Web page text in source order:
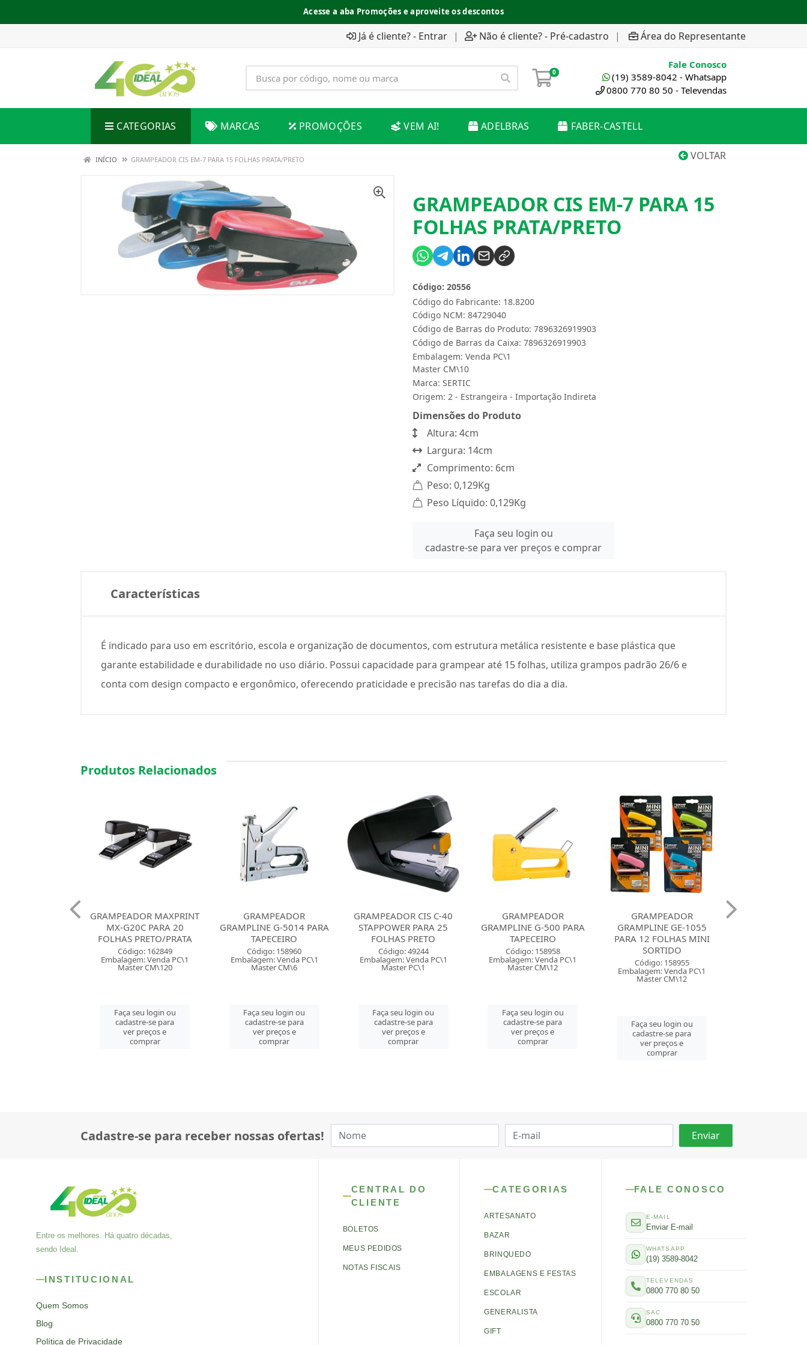
Acesse a aba Promoções e aproveite os descontos
Já é cliente? - Entrar | Não é cliente? - Pré-cadastro | Área do Representante
0
Fale Conosco
(19) 3589-8042 - Whatsapp
0800 770 80 50 - Televendas
CATEGORIAS MARCAS PROMOÇÕES VEM AI! ADELBRAS FABER-CASTELL
VOLTAR
INÍCIO GRAMPEADOR CIS EM-7 PARA 15 FOLHAS PRATA/PRETO
GRAMPEADOR CIS EM-7 PARA 15
FOLHAS PRATA/PRETO
Código do Fabricante: 18.8200
Código: 20556
Código NCM: 84729040
Código de Barras do Produto: 7896326919903
Código de Barras da Caixa: 7896326919903
Embalagem: Venda PC\1
Master CM\10
Marca: SERTIC
Origem: 2 - Estrangeira - Importação Indireta
Dimensões do Produto
Altura: 4cm
Largura: 14cm
Comprimento: 6cm
Peso: 0,129Kg
Peso Líquido: 0,129Kg
Faça seu login ou
cadastre-se para ver preços e comprar
Características
É indicado para uso em escritório, escola e organização de documentos, com estrutura metálica resistente e base plástica que
garante estabilidade e durabilidade no uso diário. Possui capacidade para grampear até 15 folhas, utiliza grampos padrão 26/6 e
conta com design compacto e ergonômico, oferecendo praticidade e precisão nas tarefas do dia a dia.
Produtos Relacionados
GRAMPEADOR MAXPRINT
MX-G20C PARA 20
FOLHAS PRETO/PRATA
Código: 162849
Embalagem: Venda PC\1
Master CM\120
Faça seu login ou
cadastre-se para
ver preços e
comprar
GRAMPEADOR
GRAMPLINE G-5014 PARA
TAPECEIRO
Código: 158960
Embalagem: Venda PC\1
Master CM\6
Faça seu login ou
cadastre-se para
ver preços e
comprar
GRAMPEADOR CIS C-40
STAPPOWER PARA 25
FOLHAS PRETO
Código: 49244
Embalagem: Venda PC\1
Master PC\1
Faça seu login ou
cadastre-se para
ver preços e
comprar
GRAMPEADOR
GRAMPLINE G-500 PARA
TAPECEIRO
Código: 158958
Embalagem: Venda PC\1
Master CM\12
Faça seu login ou
cadastre-se para
ver preços e
comprar
GRAMPEADOR
GRAMPLINE GE-1055
PARA 12 FOLHAS MINI
SORTIDO
Código: 158955
Embalagem: Venda PC\1
Master CM\12
Faça seu login ou
cadastre-se para
ver preços e
comprar
Cadastre-se para receber nossas ofertas!
Entre os melhores. Há quatro décadas,
sendo Ideal.
INSTITUCIONAL
Quem Somos
Blog
Política de Privacidade
CENTRAL DO
CLIENTE
BOLETOS
MEUS PEDIDOS
NOTAS FISCAIS
CATEGORIAS
ARTESANATO
BAZAR
BRINQUEDO
EMBALAGENS E FESTAS
ESCOLAR
GENERALISTA
GIFT
FALE CONOSCO
E-MAIL
Enviar E-mail
WHATSAPP
(19) 3589-8042
TELEVENDAS
0800 770 80 50
SAC
0800 770 70 50